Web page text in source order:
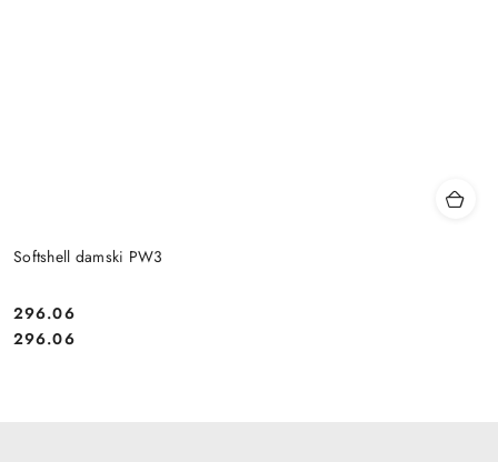
Softshell damski PW3
Cena:
296.06
Cena:
296.06